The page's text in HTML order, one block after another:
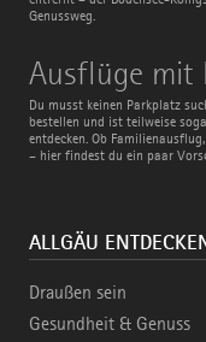
Genussweg.
Ausflüge mit
Du musst keinen Parkplatz
bestellen und ist teilweise
entdecken. Ob
– hier findest du ein paar
Ausflüge
mit
Bus
und
Bahn
ALLGÄU
Draußen sein
Gesundheit & Genuss